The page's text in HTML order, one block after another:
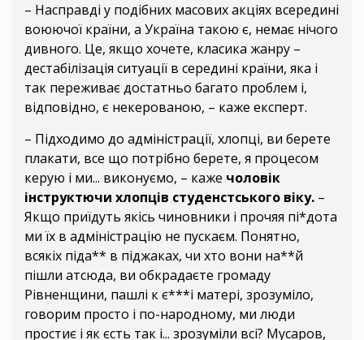
– Насправді у подібних масових акціях всередині
воюючої країни, а Україна такою є, немає нічого
дивного. Це, якщо хочете, класика жанру –
дестабілізація ситуації в середині країни, яка і
так переживає достатньо багато проблем і,
відповідно, є некерованою, – каже експерт.
– Підходимо до адміністрації, хлопці, ви берете
плакати, все що потрібно берете, я процесом
керую і ми... виконуємо, – каже чоловік
інструктючи хлопців студенстського віку. –
Якщо приїдуть якісь чиновники і прочяя пі*дота
ми їх в адміністрацію не пускаєм. Понятно,
всякіх піда** в піджаках, чи хто вони на**й
пішли атсюда, ви обкрадаєте громаду
Рівненщини, пашлі к є***і матері, зрозуміло,
говорим просто і по-народному, ми люди
простиє і як єсть так і... зрозуміли всі? Мусаров,